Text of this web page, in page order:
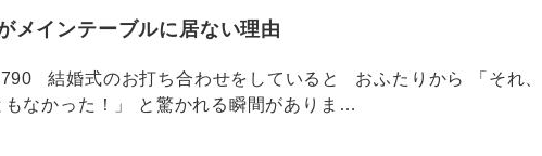
メインテーブルに居ない理由
結婚式のお打ち合わせをしていると おふたりから 「それ、
もなかった！」 と驚かれる瞬間がありま…